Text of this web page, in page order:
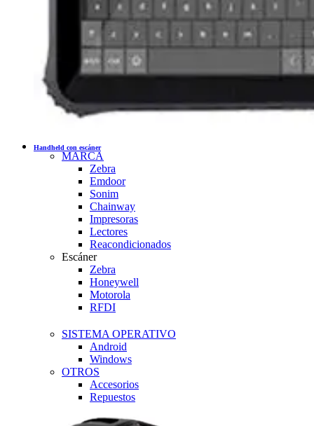
Handheld con escáner
MARCA
Zebra
Emdoor
Sonim
Chainway
Impresoras
Lectores
Reacondicionados
Escáner
Zebra
Honeywell
Motorola
RFDI
SISTEMA OPERATIVO
Android
Windows
OTROS
Accesorios
Repuestos